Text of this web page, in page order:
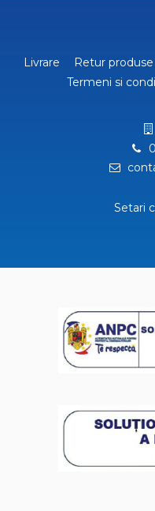
Livrare Retur produse
Termeni si
Setari